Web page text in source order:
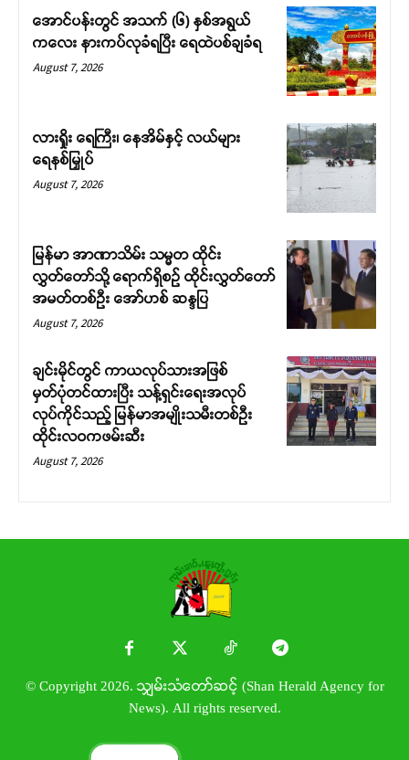
အောင်ပန်းတွင် အသက် (၆) နှစ်အရွယ်
ကလေး နားကပ်လုခံရပြီး ရေထဲပစ်ချခံရ
August 7, 2026
လားရှိုး ရေကြီး၊ နေအိမ်နှင့် လယ်များ
ရေနစ်မြှုပ်
August 7, 2026
မြန်မာ အာဏာသိမ်း သမ္မတ ထိုင်း
လွှတ်တော်သို့ ရောက်ရှိစဉ် ထိုင်းလွှတ်တော်
အမတ်တစ်ဦး အော်ဟစ် ဆန္ဒပြ
August 7, 2026
ချင်းမိုင်တွင် ကာယလုပ်သားအဖြစ်
မှတ်ပုံတင်ထားပြီး သန့်ရှင်းရေးအလုပ်
လုပ်ကိုင်သည့် မြန်မာအမျိုးသမီးတစ်ဦး
ထိုင်းလဝကဖမ်းဆီး
August 7, 2026
© Copyright 2026. သျှမ်းသံတော်ဆင့် (Shan Herald Agency for
News). All rights reserved.